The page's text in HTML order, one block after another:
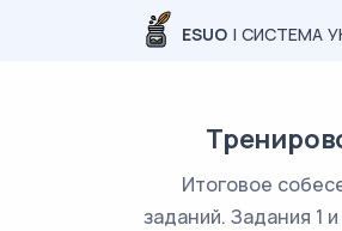
ESUO | СИСТЕМА
Итоговое
заданий. Задания 1